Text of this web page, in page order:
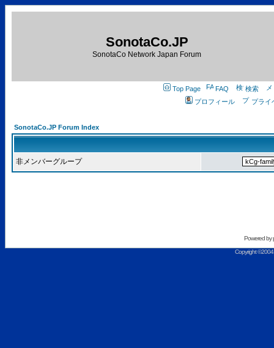
SonotaCo.JP
SonotaCo Network Japan Forum
Top Page FAQ
検索
プロフィール
プライ
SonotaCo.JP Forum Index
非メンバーグループ
Powered by
Copyright ©2004